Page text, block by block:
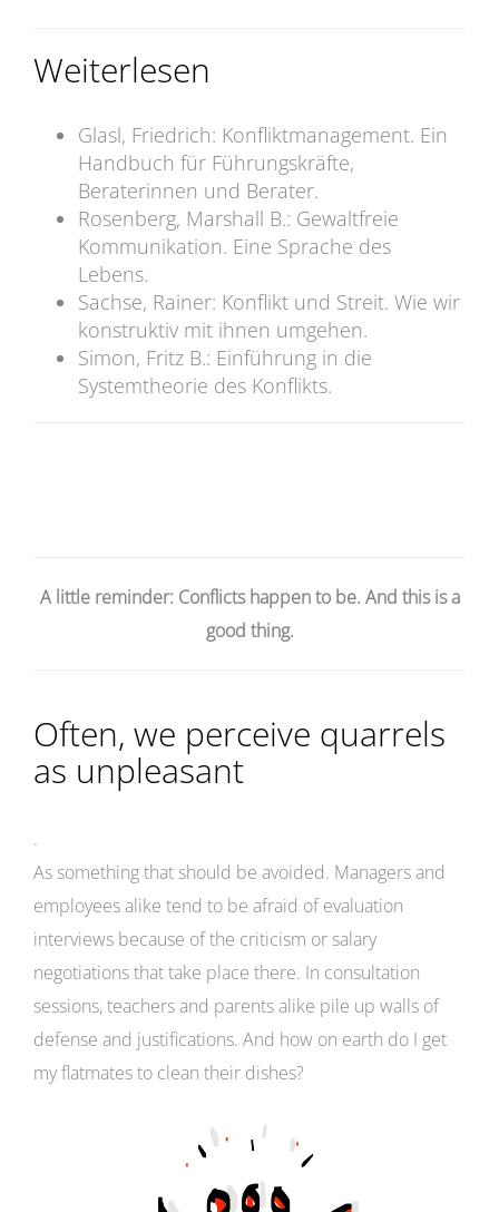
Weiterlesen
Glasl, Friedrich: Konfliktmanagement. Ein
Handbuch für Führungskräfte,
Beraterinnen und Berater.
Rosenberg, Marshall B.: Gewaltfreie
Kommunikation. Eine Sprache des
Lebens.
Sachse, Rainer: Konflikt und Streit. Wie wir
konstruktiv mit ihnen umgehen.
Simon, Fritz B.: Einführung in die
Systemtheorie des Konflikts.
A little reminder: Conflicts happen to be. And this is a
good thing.
Often, we perceive quarrels
as unpleasant
.
As something that should be avoided. Managers and
employees alike tend to be afraid of evaluation
interviews because of the criticism or salary
negotiations that take place there. In consultation
sessions, teachers and parents alike pile up walls of
defense and justifications. And how on earth do I get
my flatmates to clean their dishes?